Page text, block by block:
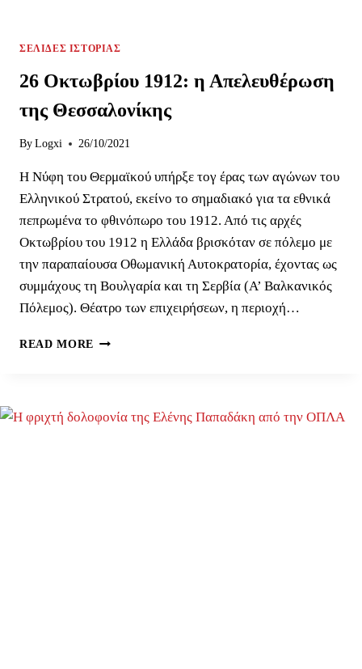
ΣΕΛΊΔΕΣ ΙΣΤΟΡΊΑΣ
26 Οκτωβρίου 1912: η Απελευθέρωση
της Θεσσαλονίκης
By Logxi 26/10/2021
Η Νύφη του Θερμαϊκού υπήρξε τογ έρας των αγώνων του
Ελληνικού Στρατού, εκείνο το σημαδιακό για τα εθνικά
πεπρωμένα το φθινόπωρο του 1912. Από τις αρχές
Οκτωβρίου του 1912 η Ελλάδα βρισκόταν σε πόλεμο με
την παραπαίουσα Οθωμανική Αυτοκρατορία, έχοντας ως
συμμάχους τη Βουλγαρία και τη Σερβία (Α’ Βαλκανικός
Πόλεμος). Θέατρο των επιχειρήσεων, η περιοχή…
READ MORE 26
ΤΗΣ